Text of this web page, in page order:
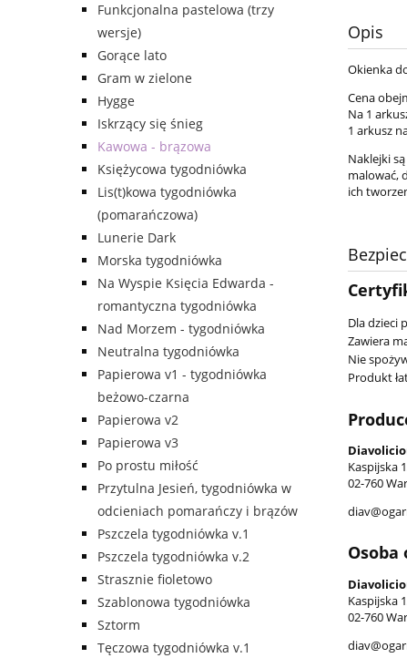
Funkcjonalna pastelowa (trzy
wersje)
Gorące lato
Gram w zielone
Hygge
Iskrzący się śnieg
Kawowa - brązowa
Księżycowa tygodniówka
Lis(t)kowa tygodniówka
(pomarańczowa)
Lunerie Dark
Morska tygodniówka
Na Wyspie Księcia Edwarda -
romantyczna tygodniówka
Nad Morzem - tygodniówka
Neutralna tygodniówka
Papierowa v1 - tygodniówka
beżowo-czarna
Papierowa v2
Papierowa v3
Po prostu miłość
Przytulna Jesień, tygodniówka w
odcieniach pomarańczy i brązów
Pszczela tygodniówka v.1
Pszczela tygodniówka v.2
Strasznie fioletowo
Szablonowa tygodniówka
Sztorm
Tęczowa tygodniówka v.1
Opis
Okienka
Cena
Na 1
1 arkusz
Naklejki
malować,
ich
Dla dzieci
Zawiera
Nie
Produkt
Kaspijska
02-760
Kaspijska
02-760